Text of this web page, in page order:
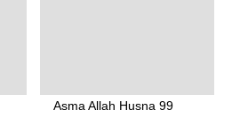
Asma Allah Husna 99